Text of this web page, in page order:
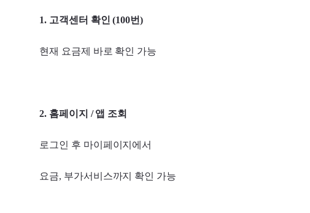
1. 고객센터 확인 (100번)
현재 요금제 바로 확인 가능
2. 홈페이지 / 앱 조회
로그인 후 마이페이지에서
요금, 부가서비스까지 확인 가능